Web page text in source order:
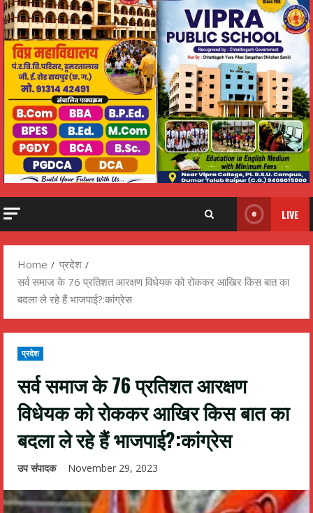
LIVE
Home
प्रदेश
सर्व समाज के 76 प्रतिशत आरक्षण विधेयक को रोककर आखिर किस बात का
बदला ले रहे हैं भाजपाई?:कांग्रेस
प्रदेश
सर्व समाज के 76 प्रतिशत आरक्षण
विधेयक को रोककर आखिर किस बात का
बदला ले रहे हैं भाजपाई?:कांग्रेस
उप संपादक November 29, 2023